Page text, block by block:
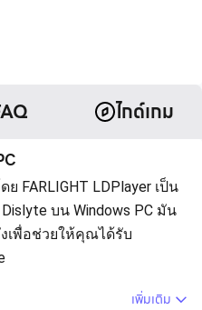
ไกด์เกม
FARLIGHT LDPlayer เป็น
บน Windows PC มัน
เพื่อช่วยให้คุณได้รับ
ตอร์ ในฐานะผู้เล่นครั้งแรกที่
เพิ่มเติม